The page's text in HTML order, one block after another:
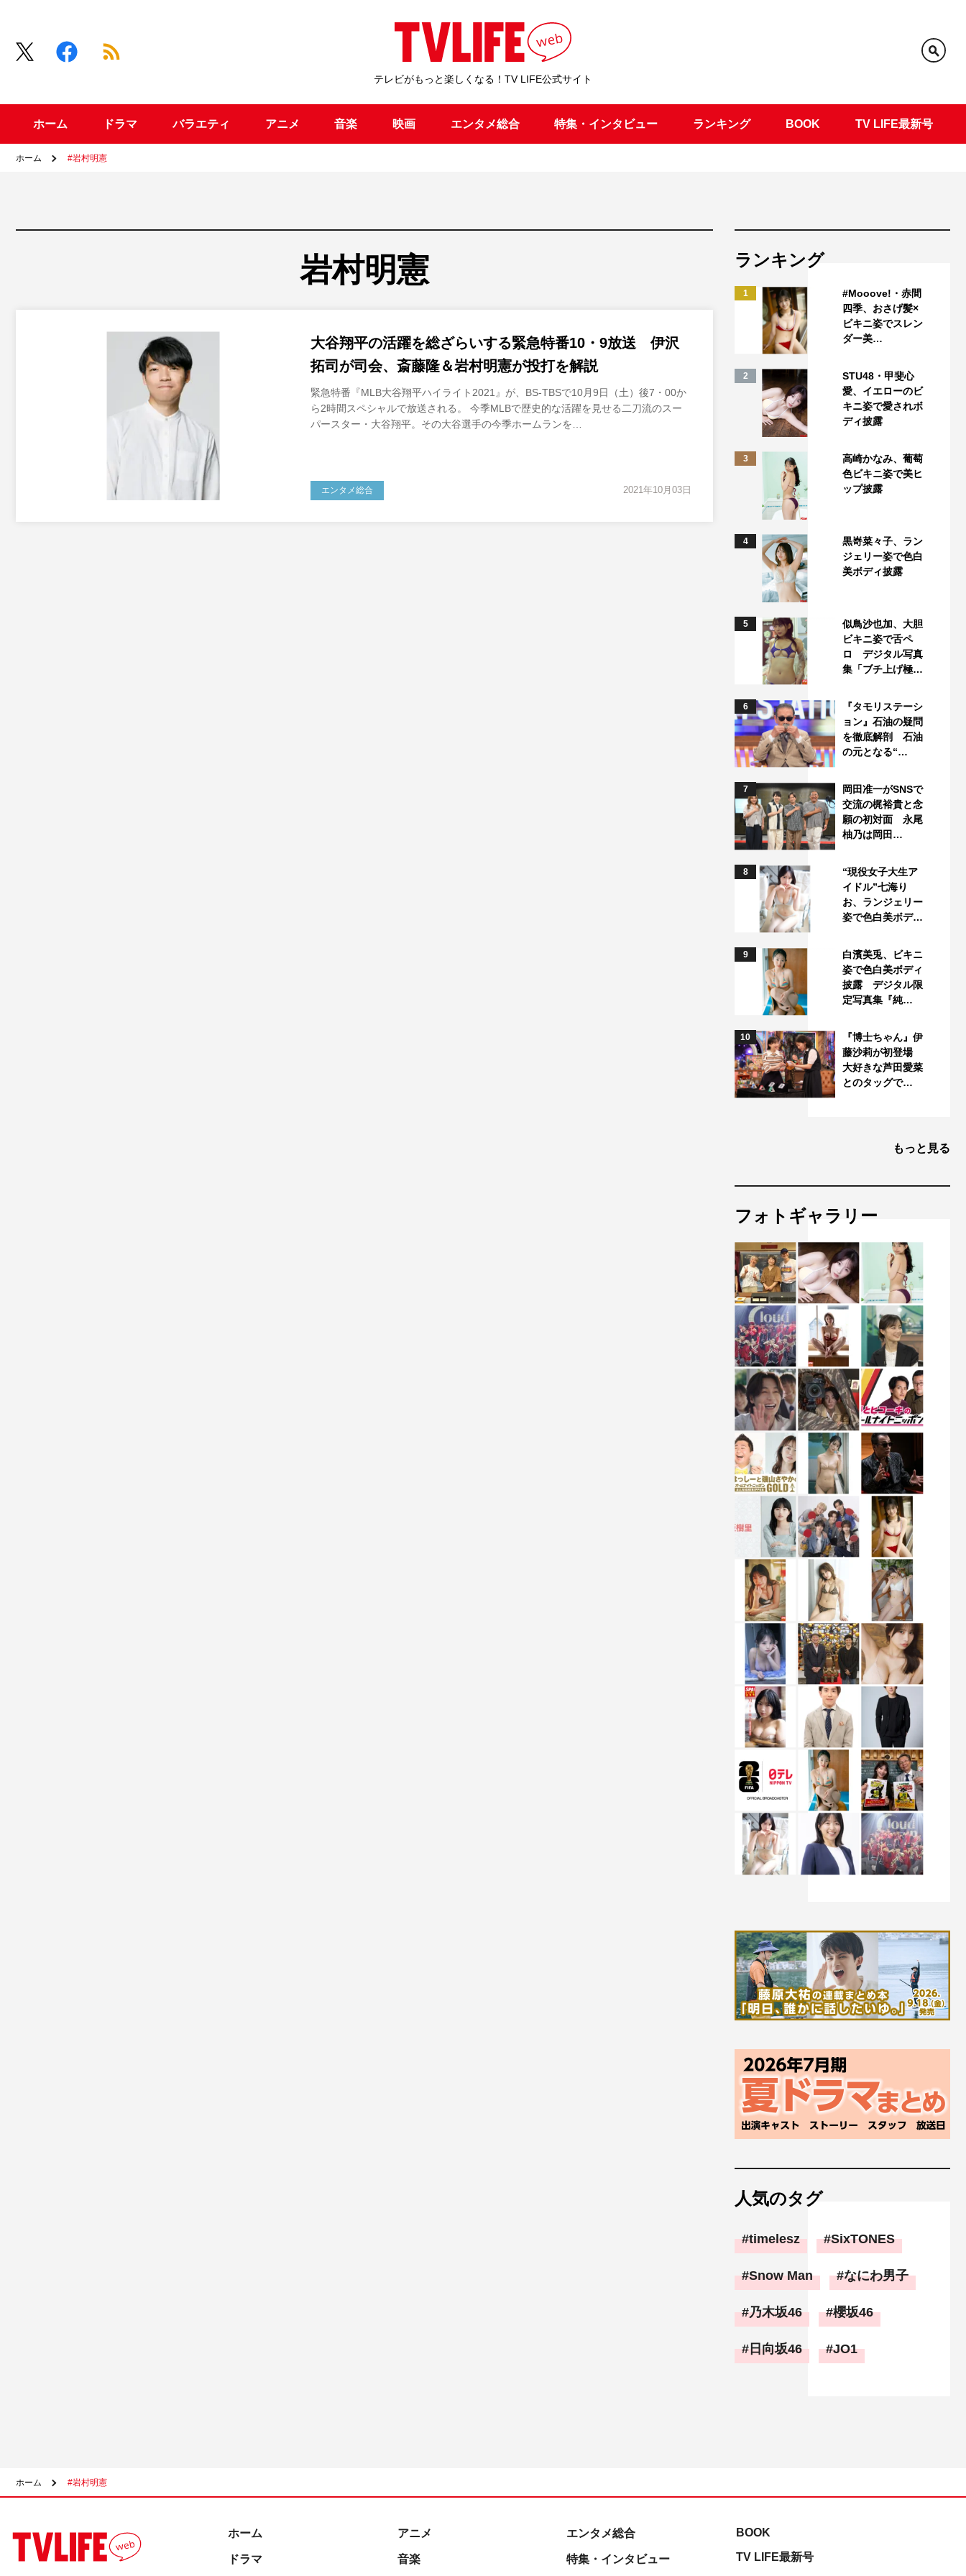
テレビがもっと楽しくなる！TV LIFE公式サイト
ホーム ドラマ バラエティ アニメ 音楽 映画 エンタメ総合 特集・インタビュー ランキング BOOK TV LIFE最新号
ホーム #岩村明憲
岩村明憲
大谷翔平の活躍を総ざらいする緊急特番10・9放送 伊沢
拓司が司会、斎藤隆＆岩村明憲が投打を解説
緊急特番『MLB大谷翔平ハイライト2021』が、BS-TBSで10月9日（土）後7・00か
ら2時間スペシャルで放送される。 今季MLBで歴史的な活躍を見せる二刀流のスー
パースター・大谷翔平。その大谷選手の今季ホームランを…
2021年10月03日
エンタメ総合
ランキング
1
#Mooove!・赤間
四季、おさげ髪×
ビキニ姿でスレン
ダー美…
2
STU48・甲斐心
愛、イエローのビ
キニ姿で愛されボ
ディ披露
3
高崎かなみ、葡萄
色ビキニ姿で美ヒ
ップ披露
4
黒嵜菜々子、ラン
ジェリー姿で色白
美ボディ披露
5
似鳥沙也加、大胆
ビキニ姿で舌ペ
ロ デジタル写真
集「ブチ上げ極…
6
『タモリステーシ
ョン』石油の疑問
を徹底解剖 石油
の元となる“…
7
岡田准一がSNSで
交流の梶裕貴と念
願の初対面 永尾
柚乃は岡田…
8
“現役女子大生ア
イドル”七海り
お、ランジェリー
姿で色白美ボデ…
9
白濱美兎、ビキニ
姿で色白美ボディ
披露 デジタル限
定写真集『純…
10
『博士ちゃん』伊
藤沙莉が初登場
大好きな芦田愛菜
とのタッグで…
もっと見る
フォトギャラリー
人気のタグ
timelesz SixTONES
Snow Man なにわ男子
乃木坂46 櫻坂46
日向坂46 JO1
ホーム #岩村明憲
ホーム
ドラマ
アニメ
音楽
エンタメ総合
特集・インタビュー
BOOK
TV LIFE最新号